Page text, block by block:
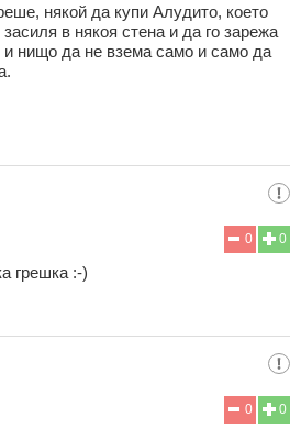
някой да купи Алудито, което
засиля в някоя стена и да го зарежа
и нищо да не взема само и само да
0
0
грешка :-)
0
0